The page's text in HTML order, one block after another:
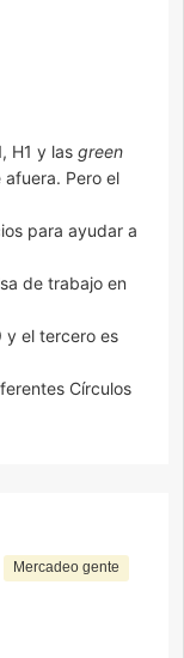
H1 y las green
Pero el
para ayudar a
de trabajo en
y el tercero es
Círculos
Mercadeo gente